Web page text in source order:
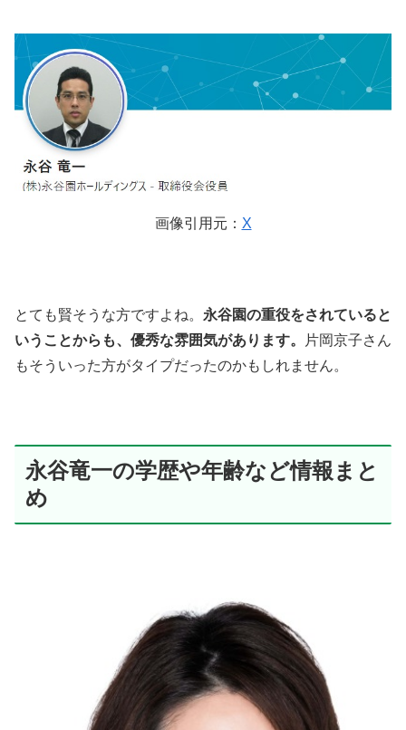
画像引用元： X
とても賢そうな方ですよね。 永谷園の重役をされていると
いうことからも、優秀な雰囲気があります。
片岡京子さん
もそういった方がタイプだったのかもしれません。
永谷竜一の学歴や年齢など情報まと
め